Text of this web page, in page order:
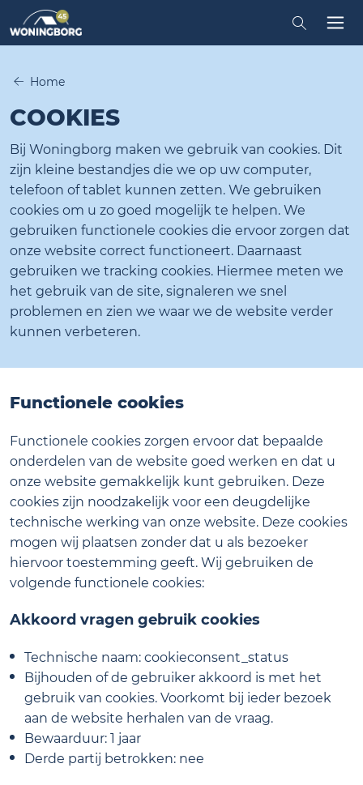
Zoeken
Home
COOKIES
Bij Woningborg maken we gebruik van cookies. Dit
zijn kleine bestandjes die we op uw computer,
telefoon of tablet kunnen zetten. We gebruiken
cookies om u zo goed mogelijk te helpen. We
gebruiken functionele cookies die ervoor zorgen dat
onze website correct functioneert. Daarnaast
gebruiken we tracking cookies. Hiermee meten we
het gebruik van de site, signaleren we snel
problemen en zien we waar we de website verder
kunnen verbeteren.
Functionele cookies
Functionele cookies zorgen ervoor dat bepaalde
onderdelen van de website goed werken en dat u
onze website gemakkelijk kunt gebruiken. Deze
cookies zijn noodzakelijk voor een deugdelijke
technische werking van onze website. Deze cookies
mogen wij plaatsen zonder dat u als bezoeker
hiervoor toestemming geeft. Wij gebruiken de
volgende functionele cookies:
Akkoord vragen gebruik cookies
Technische naam: cookieconsent_status
Bijhouden of de gebruiker akkoord is met het
gebruik van cookies. Voorkomt bij ieder bezoek
aan de website herhalen van de vraag.
Bewaarduur: 1 jaar
Derde partij betrokken: nee